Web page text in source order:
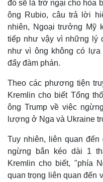
đó sẽ là trở ngại cho hòa
ông Rubio, câu trả lời
nhiên, Ngoại trưởng Mỹ
tiếp như vậy vì những lý
như vì ông không có lựa
đẩy đàm phán.
Theo các phương tiện
Kremlin cho biết Tổng
ông Trump về việc
lượng ở Nga và Ukraine
Tuy nhiên, liên quan đến
ngừng bắn kéo dài 1
Kremlin cho biết, "phía
quan trọng liên quan đến